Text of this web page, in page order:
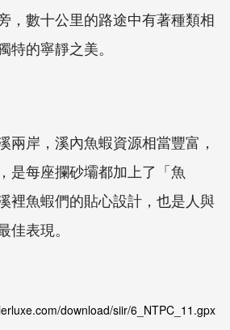
，數十公里的路途中有著種類相
特的寧靜之美。
兩岸，溪內魚蝦資源相當豐富，
是每座攔砂壩都加上了「魚
裡魚蝦們的貼心設計，也是人與
佳表現。
download/siir/6_NTPC_11.gpx